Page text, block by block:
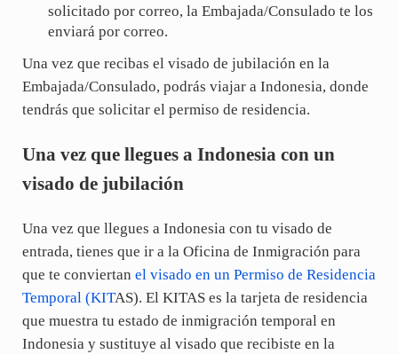
solicitado por correo, la Embajada/Consulado te los
enviará por correo.
Una vez que recibas el visado de jubilación en la
Embajada/Consulado, podrás viajar a Indonesia, donde
tendrás que solicitar el permiso de residencia.
Una vez que llegues a Indonesia con un
visado de jubilación
Una vez que llegues a Indonesia con tu visado de
entrada, tienes que ir a la Oficina de Inmigración para
que te conviertan el visado en un Permiso de Residencia
Temporal (KITAS). El KITAS es la tarjeta de residencia
que muestra tu estado de inmigración temporal en
Indonesia y sustituye al visado que recibiste en la